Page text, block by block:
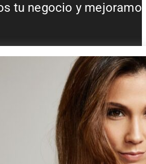
tu negocio y